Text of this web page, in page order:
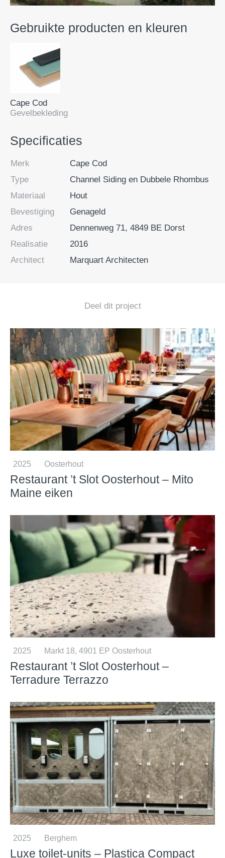
Gebruikte producten en kleuren
Cape Cod
Gevelbekleding
Specificaties
Merk
Cape Cod
Type
Channel Siding en Dubbele Rhombus
Materiaal
Hout
Bevestiging
Genageld
Adres
Dennenweg 71, 4849 BE Dorst
Realisatie
2016
Architect
Marquart Architecten
Deel dit project
2025 Oosterhout
Restaurant ’t Slot Oosterhout – Mito
Maine eiken
2025 Markt 18, 4901 EP Oosterhout
Restaurant ’t Slot Oosterhout –
Terradure Terrazzo
2025 Berghem
Luxe toilet-units – Plastica Compact